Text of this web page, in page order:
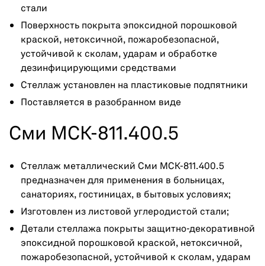
стали
Поверхность покрыта эпоксидной порошковой
краской, нетоксичной, пожаробезопасной,
устойчивой к сколам, ударам и обработке
дезинфицирующими средствами
Стеллаж установлен на пластиковые подпятники
Поставляется в разобранном виде
Сми МСК-811.400.5
Стеллаж металлический Сми МСК-811.400.5
предназначен для применения в больницах,
санаториях, гостиницах, в бытовых условиях;
Изготовлен из листовой углеродистой стали;
Детали стеллажа покрыты защитно-декоративной
эпоксидной порошковой краской, нетоксичной,
пожаробезопасной, устойчивой к сколам, ударам